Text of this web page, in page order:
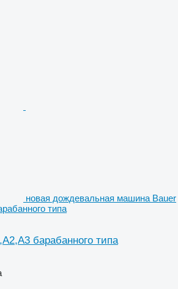
новая дождевальная машина Bauer
типа
барабанного типа